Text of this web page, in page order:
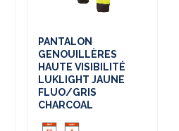
PANTALON
GENOUILLÈRES
HAUTE VISIBILITÉ
LUKLIGHT JAUNE
FLUO/GRIS
CHARCOAL